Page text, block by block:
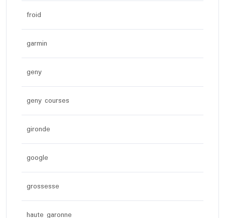
froid
garmin
geny
geny courses
gironde
google
grossesse
haute garonne